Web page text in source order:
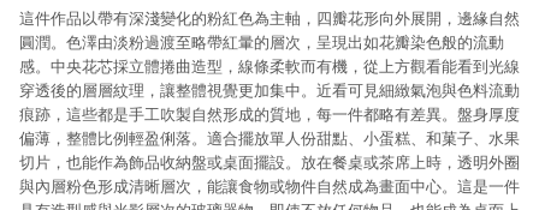
這件作品以帶有深淺變化的粉紅色為主軸，四瓣花形向外展開，邊緣自然
圓潤。色澤由淡粉過渡至略帶紅暈的層次，呈現出如花瓣染色般的流動
感。中央花芯採立體捲曲造型，線條柔軟而有機，從上方觀看能看到光線
穿透後的層層紋理，讓整體視覺更加集中。近看可見細緻氣泡與色料流動
痕跡，這些都是手工吹製自然形成的質地，每一件都略有差異。盤身厚度
偏薄，整體比例輕盈俐落。適合擺放單人份甜點、小蛋糕、和菓子、水果
切片，也能作為飾品收納盤或桌面擺設。放在餐桌或茶席上時，透明外圈
與內層粉色形成清晰層次，能讓食物或物件自然成為畫面中心。這是一件